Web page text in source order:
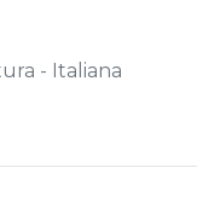
- Italiana